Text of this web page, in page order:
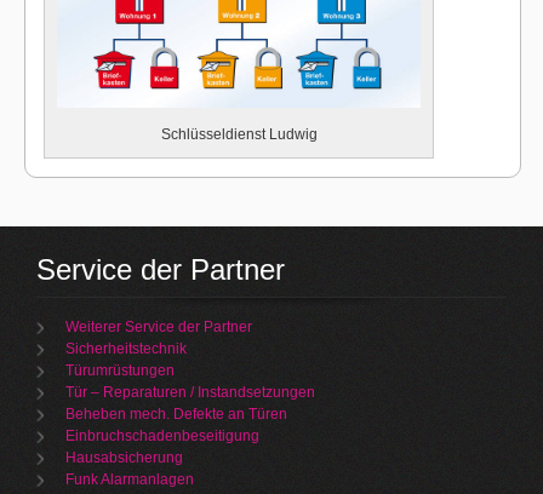
Schlüsseldienst Ludwig
Service der Partner
Weiterer Service der Partner
Sicherheitstechnik
Türumrüstungen
Tür – Reparaturen / Instandsetzungen
Beheben mech. Defekte an Türen
Einbruchschadenbeseitigung
Hausabsicherung
Funk Alarmanlagen